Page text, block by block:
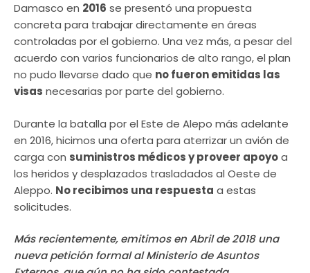
Damasco en 2016 se presentó una propuesta
concreta para trabajar directamente en áreas
controladas por el gobierno. Una vez más, a pesar del
acuerdo con varios funcionarios de alto rango, el plan
no pudo llevarse dado que no fueron emitidas las
visas necesarias por parte del gobierno.
Durante la batalla por el Este de Alepo más adelante
en 2016, hicimos una oferta para aterrizar un avión de
carga con suministros médicos y proveer apoyoa
los heridos y desplazados trasladados al Oeste de
Aleppo. No recibimos una respuesta a estas
solicitudes.
Más recientemente, emitimos en Abril de 2018 una
nueva petición formal al Ministerio de Asuntos